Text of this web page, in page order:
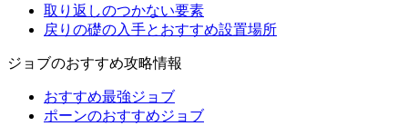
取り返しのつかない要素
戻りの礎の入手とおすすめ設置場所
ジョブのおすすめ攻略情報
おすすめ最強ジョブ
ポーンのおすすめジョブ